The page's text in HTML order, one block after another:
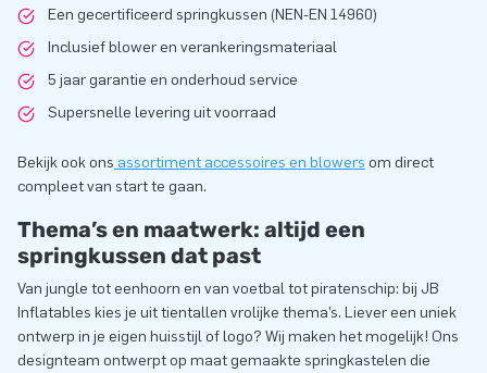
Een gecertificeerd springkussen (NEN-EN 14960)
Inclusief blower en verankeringsmateriaal
5 jaar garantie en onderhoud service
Supersnelle levering uit voorraad
Bekijk ook ons assortiment accessoires en blowers om direct
compleet van start te gaan.
Thema’s en maatwerk: altijd een
springkussen dat past
Van jungle tot eenhoorn en van voetbal tot piratenschip: bij JB
Inflatables kies je uit tientallen vrolijke thema’s. Liever een uniek
ontwerp in je eigen huisstijl of logo? Wij maken het mogelijk! Ons
designteam ontwerpt op maat gemaakte springkastelen die